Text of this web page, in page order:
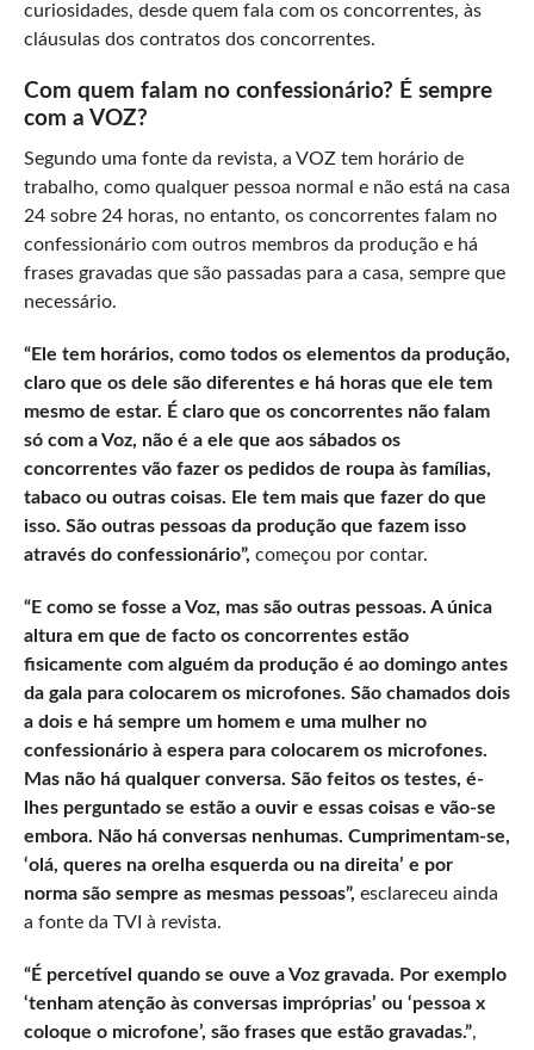
curiosidades, desde quem fala com os concorrentes, às
cláusulas dos contratos dos concorrentes.
Com quem falam no confessionário? É sempre
com a VOZ?
Segundo uma fonte da revista, a VOZ tem horário de
trabalho, como qualquer pessoa normal e não está na casa
24 sobre 24 horas, no entanto, os concorrentes falam no
confessionário com outros membros da produção e há
frases gravadas que são passadas para a casa, sempre que
necessário.
“Ele tem horários, como todos os elementos da produção,
claro que os dele são diferentes e há horas que ele tem
mesmo de estar. É claro que os concorrentes não falam
só com a Voz, não é a ele que aos sábados os
concorrentes vão fazer os pedidos de roupa às famílias,
tabaco ou outras coisas. Ele tem mais que fazer do que
isso. São outras pessoas da produção que fazem isso
através do confessionário”, começou por contar.
“E como se fosse a Voz, mas são outras pessoas. A única
altura em que de facto os concorrentes estão
fisicamente com alguém da produção é ao domingo antes
da gala para colocarem os microfones. São chamados dois
a dois e há sempre um homem e uma mulher no
confessionário à espera para colocarem os microfones.
Mas não há qualquer conversa. São feitos os testes, é-
lhes perguntado se estão a ouvir e essas coisas e vão-se
embora. Não há conversas nenhumas. Cumprimentam-se,
‘olá, queres na orelha esquerda ou na direita’ e por
norma são sempre as mesmas pessoas”, esclareceu ainda
a fonte da TVI à revista.
“É percetível quando se ouve a Voz gravada. Por exemplo
‘tenham atenção às conversas impróprias’ ou ‘pessoa x
coloque o microfone’, são frases que estão gravadas.”,